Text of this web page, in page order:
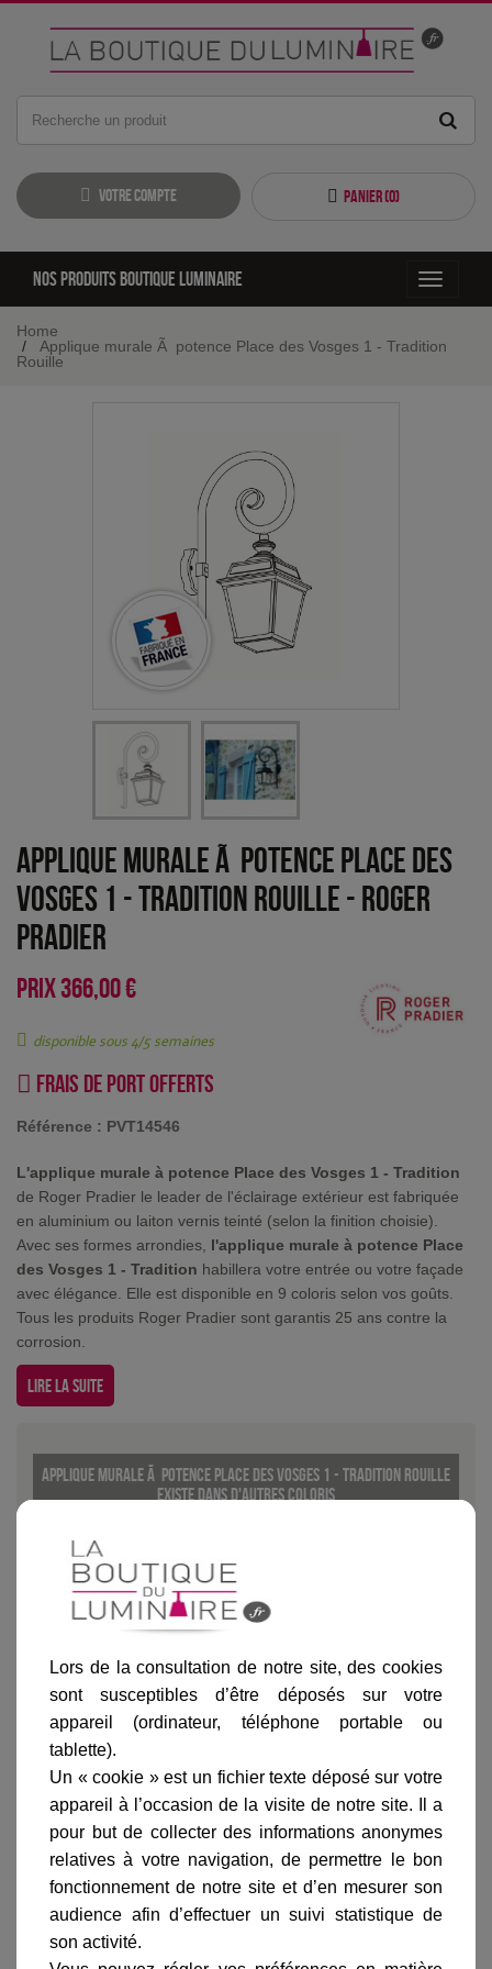
Votre compte Panier (0)
Toggle
Nos produits boutique luminaire
Home
Applique murale Ã potence Place des Vosges 1 - Tradition
Rouille
Applique murale Ã potence Place des
Vosges 1 - Tradition Rouille - Roger
Pradier
PRIX366,00 €
disponible sous 4/5 semaines
Frais de port offerts
Référence : PVT14546
L'applique murale à potence Place des Vosges 1 - Tradition
de Roger Pradier le leader de l'éclairage extérieur est fabriquée
en aluminium ou laiton vernis teinté (selon la finition choisie).
Avec ses formes arrondies, l'applique murale à potence Place
des Vosges 1 - Tradition habillera votre entrée ou votre façade
avec élégance. Elle est disponible en 9 coloris selon vos goûts.
Tous les produits Roger Pradier sont garantis 25 ans contre la
corrosion.
Lire la suite
Applique murale Ã potence Place des Vosges 1 - Tradition Rouille
existe dans d'autres coloris
Noir Blanc Vert de gris
Informations produit
Lors de la consultation de notre site, des cookies
sont susceptibles d’être déposés sur votre
appareil (ordinateur, téléphone portable ou
tablette).
Un « cookie » est un fichier texte déposé sur votre
appareil à l’occasion de la visite de notre site. Il a
pour but de collecter des informations anonymes
relatives à votre navigation, de permettre le bon
fonctionnement de notre site et d’en mesurer son
audience afin d’effectuer un suivi statistique de
son activité.